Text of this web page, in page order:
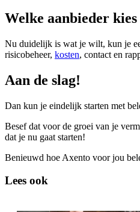
Welke aanbieder kies
Nu duidelijk is wat je wilt, kun je
risicobeheer, kosten, contact en
Aan de slag!
Dan kun je eindelijk starten met
Besef dat voor de groei van je
dat je nu gaat starten!
Benieuwd hoe Axento voor jou
Lees ook